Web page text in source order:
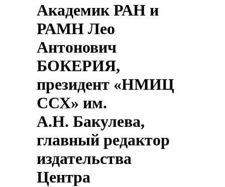
Академик РАН и
РАМН Лео
Антонович
БОКЕРИЯ,
президент «НМИЦ
ССХ» им.
А.Н. Бакулева,
главный редактор
издательства
Центра